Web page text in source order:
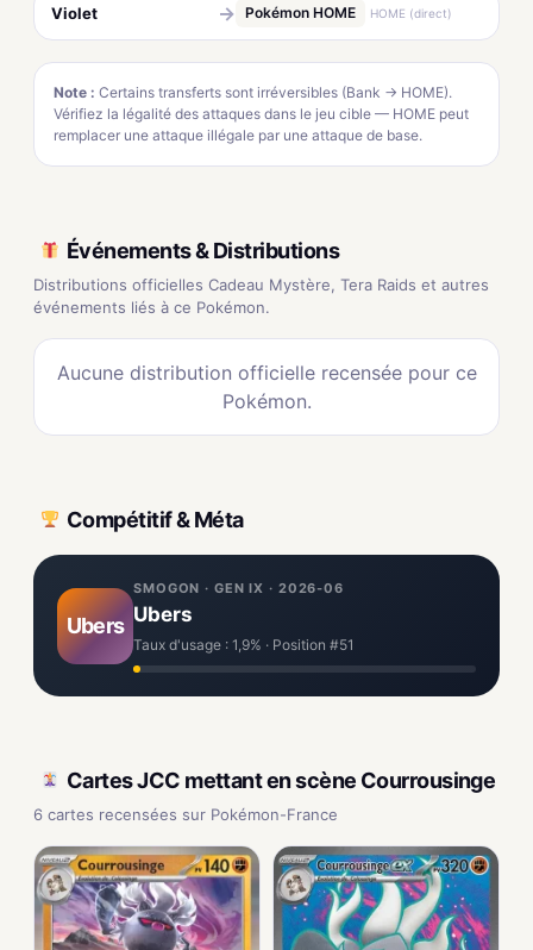
Violet → Pokémon HOME HOME (direct)
Note : Certains transferts sont irréversibles (Bank → HOME).
Vérifiez la légalité des attaques dans le jeu cible — HOME peut
remplacer une attaque illégale par une attaque de base.
Événements & Distributions
Distributions officielles Cadeau Mystère, Tera Raids et autres
événements liés à ce Pokémon.
Aucune distribution officielle recensée pour ce
Pokémon.
Compétitif & Méta
Ubers
SMOGON · GEN IX · 2026-06
Ubers
Taux d'usage : 1,9% · Position #51
Cartes JCC mettant en scène Courrousinge
6 cartes recensées sur Pokémon-France